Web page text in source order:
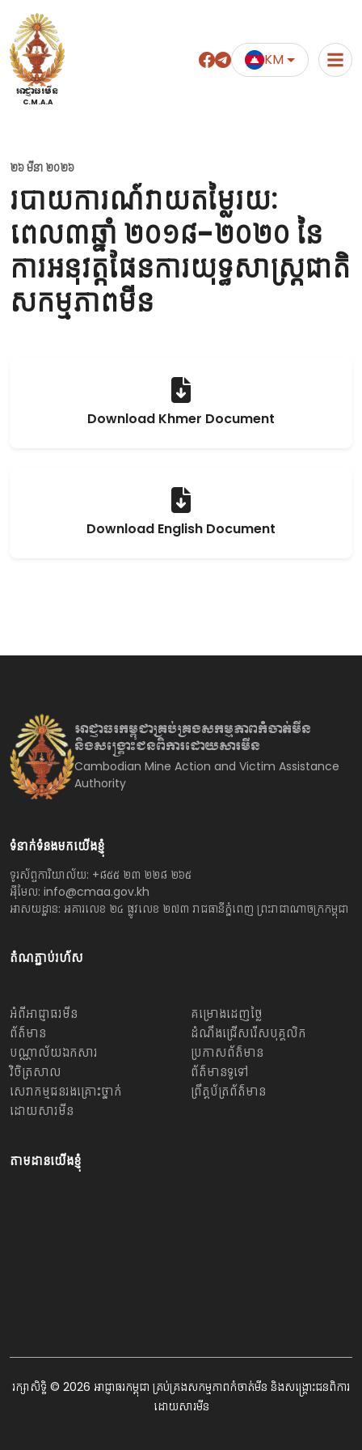
អាជ្ញាធរមីន
C.M.A.A
KM
២៦ មីនា ២០២៦
របាយការណ៍វាយតម្លៃរយៈ
ពេល៣ឆ្នាំ ២០១៨-២០២០ នៃ
ការអនុវត្តផែនការយុទ្ធសាស្ត្រជាតិ
សកម្មភាពមីន
Download Khmer Document
Download English Document
អាជ្ញាធរកម្ពុជាគ្រប់គ្រងសកម្មភាពកំចាត់មីន
និងសង្គ្រោះជនពិការដោយសារមីន
Cambodian Mine Action and Victim Assistance
Authority
ទំនាក់ទំនងមកយើងខ្ញុំ
ទូរស័ព្ទការិយាល័យ: +៨៥៥ ២៣ ២២៨ ២៦៥
អ៊ីមែល: info@cmaa.gov.kh
អាសយដ្ឋាន: អគារលេខ ២៤ ផ្លូវលេខ ២៧៣ រាជធានីភ្នំពេញ ព្រះរាជាណាចក្រកម្ពុជា
តំណភ្ជាប់រហ័ស
អំពីអាជ្ញាធរមីន
ព័ត៌មាន
បណ្ណាល័យឯកសារ
វិចិត្រសាល
សេវាកម្មជនរងគ្រោះថ្នាក់
ដោយសារមីន
គម្រោងដេញថ្លៃ
ដំណឹងជ្រើសរើសបុគ្គលិក
ប្រកាសព័ត៌មាន
ព័ត៌មានទូទៅ
ព្រឹត្តប័ត្រព័ត៌មាន
តាមដានយើងខ្ញុំ
រក្សាសិទ្ធិ © 2026 អាជ្ញាធរកម្ពុជា គ្រប់គ្រងសកម្មភាពកំចាត់មីន និងសង្គ្រោះជនពិការ
ដោយសារមីន